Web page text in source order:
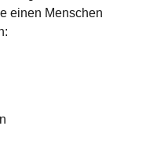
einen Menschen